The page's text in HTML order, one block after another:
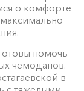
о комфорте
помочь
чемоданов.
в